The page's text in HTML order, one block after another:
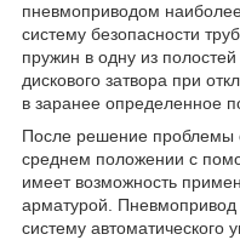
пневмоприводом
систему безопасности
пружин в одну из
дискового затвора при
в заранее определенное
После решение проблемы
среднем положении с
имеет возможность
арматурой.
систему автоматического